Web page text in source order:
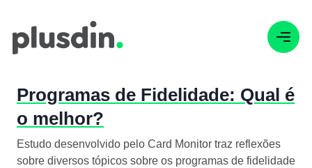
Programas de Fidelidade: Qual é
o melhor?
Estudo desenvolvido pelo Card Monitor traz reflexões
sobre diversos tópicos sobre os programas de fidelidade